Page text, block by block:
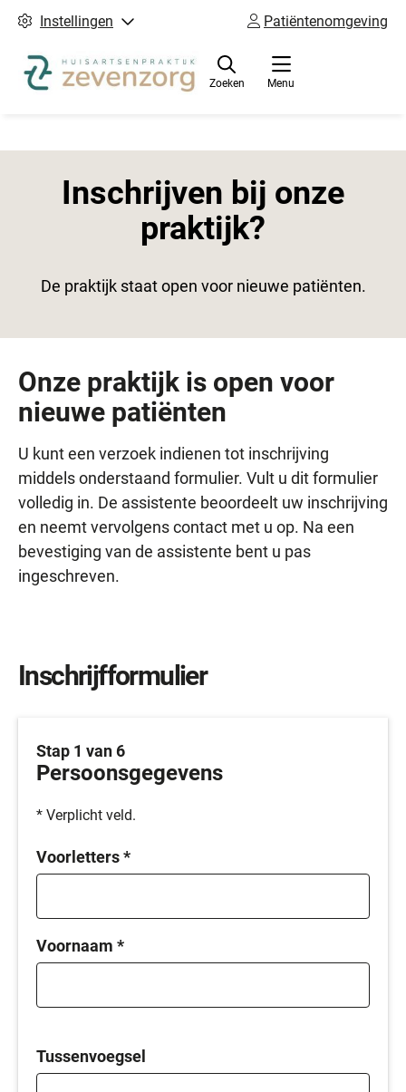
Instellingen Patiëntenomgeving
Menu
Zoeken
Inschrijven bij onze
praktijk?
De praktijk staat open voor nieuwe patiënten.
Onze praktijk is open voor
nieuwe patiënten
U kunt een verzoek indienen tot inschrijving
middels onderstaand formulier. Vult u dit formulier
volledig in. De assistente beoordeelt uw inschrijving
en neemt vervolgens contact met u op. Na een
bevestiging van de assistente bent u pas
ingeschreven.
Inschrijfformulier
Stap 1 van 6
Persoonsgegevens
* Verplicht veld.
Voorletters*
Voornaam *
Tussenvoegsel